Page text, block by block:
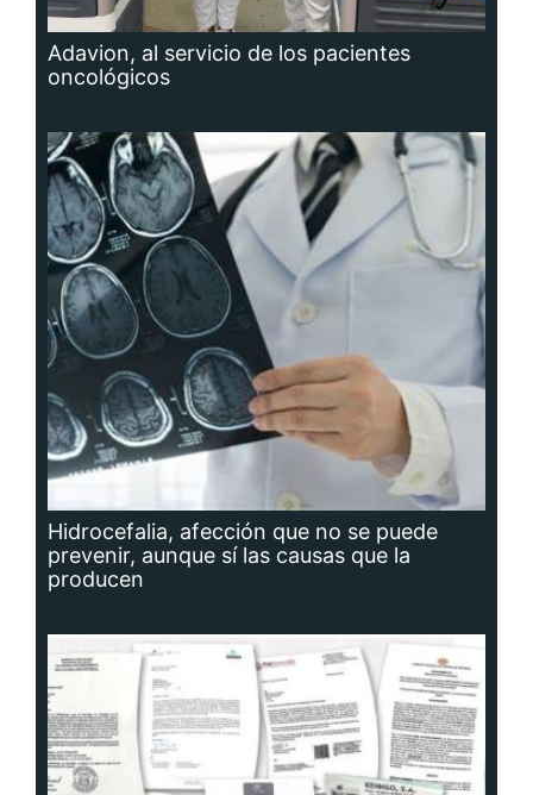
Adavion, al servicio de los pacientes
oncológicos
Hidrocefalia, afección que no se puede
prevenir, aunque sí las causas que la
producen